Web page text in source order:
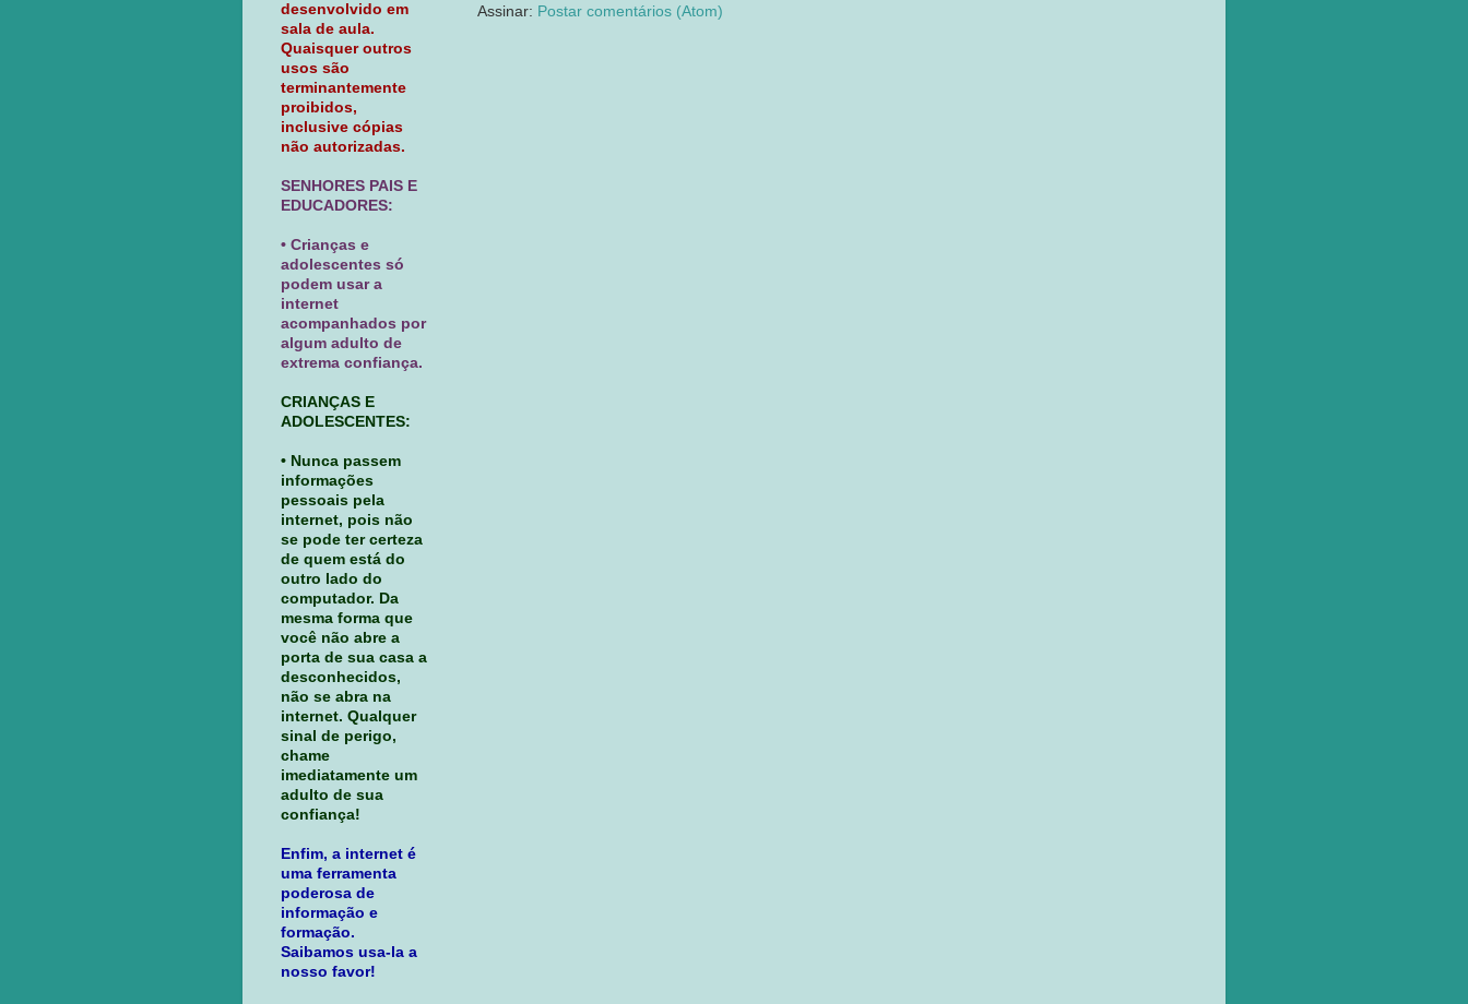
Assinar: Postar comentários (Atom)
desenvolvido em
sala de aula.
Quaisquer outros
usos são
terminantemente
proibidos,
inclusive cópias
não autorizadas.
SENHORES PAIS E
EDUCADORES:
• Crianças e
adolescentes só
podem usar a
internet
acompanhados por
algum adulto de
extrema confiança.
CRIANÇAS E
ADOLESCENTES:
• Nunca passem
informações
pessoais pela
internet, pois não
se pode ter certeza
de quem está do
outro lado do
computador. Da
mesma forma que
você não abre a
porta de sua casa a
desconhecidos,
não se abra na
internet. Qualquer
sinal de perigo,
chame
imediatamente um
adulto de sua
confiança!
Enfim, a internet é
uma ferramenta
poderosa de
informação e
formação.
Saibamos usa-la a
nosso favor!